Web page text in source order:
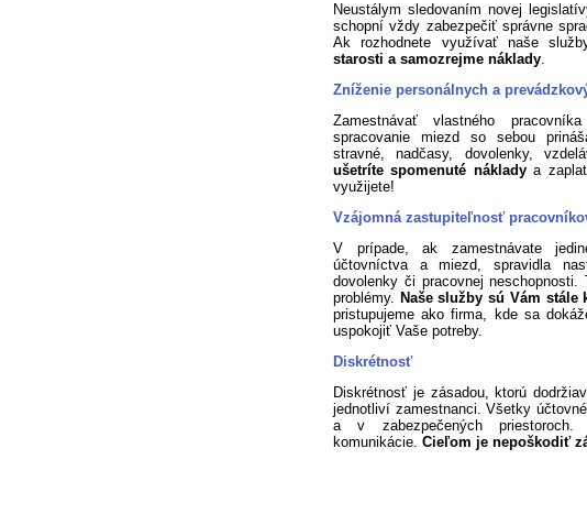
Neustálym sledovaním novej
schopní vždy zabezpečiť správne
Ak rozhodnete využívať naše
starosti a samozrejme náklady.
Zníženie personálnych a
Zamestnávať vlastného
spracovanie miezd so sebou
stravné, nadčasy, dovolenky,
ušetríte spomenuté nákladya
využijete!
Vzájomná zastupiteľnosť
V prípade, ak zamestnávate
účtovníctva a miezd, spravidla
dovolenky či pracovnej
problémy. Naše služby sú Vám stále
pristupujeme ako firma, kde sa
uspokojiť Vaše potreby.
Diskrétnosť
Diskrétnosť je zásadou, ktorú
jednotliví zamestnanci. Všetky
a v zabezpečených priestoroch.
komunikácie. Cieľom je nepoškodiť